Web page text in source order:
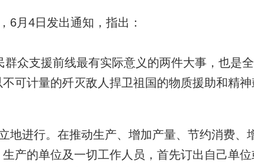
6月4日发出通知，指出：
众支援前线最有实际意义的两件大事，也是
可计量的歼灭敌人捍卫祖国的物质援助和精神
地进行。在推动生产、增加产量、节约消费、
产的单位及一切工作人员，首先订出自己单